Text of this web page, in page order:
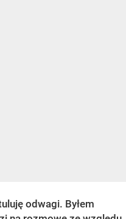
odwagi. Byłem